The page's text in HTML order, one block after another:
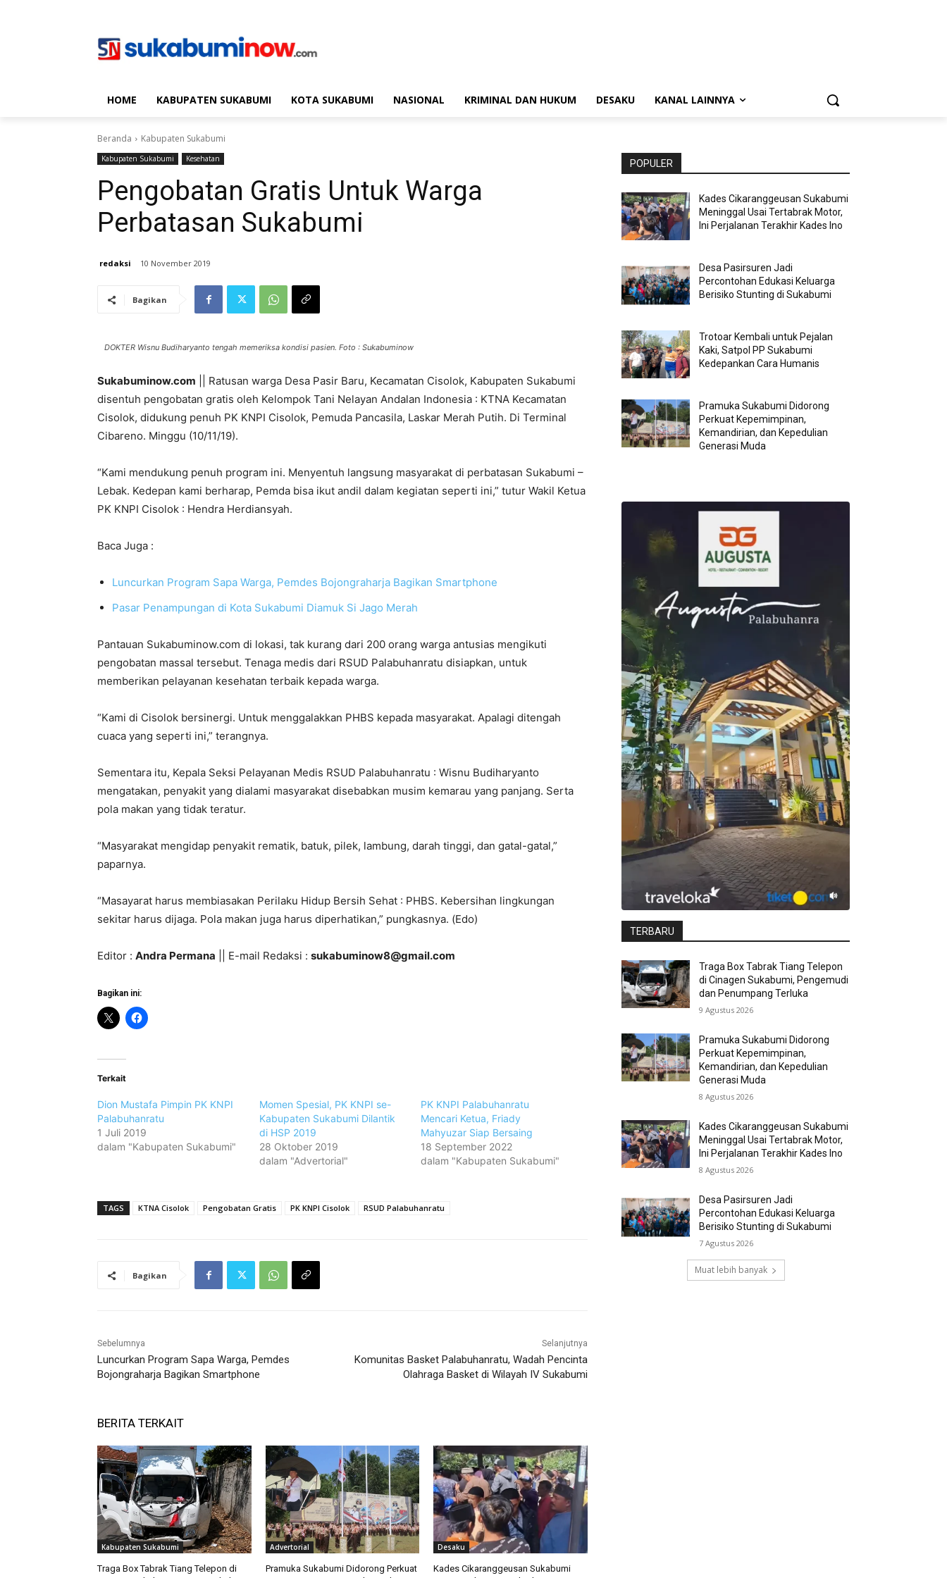
HOME KABUPATEN SUKABUMI KOTA SUKABUMI NASIONAL KRIMINAL DAN HUKUM DESAKU KANAL LAINNYA
Beranda Kabupaten Sukabumi
Kabupaten Sukabumi Kesehatan
Pengobatan Gratis Untuk Warga
Perbatasan Sukabumi
redaksi 10 November 2019
Bagikan
DOKTER Wisnu Budiharyanto tengah memeriksa kondisi pasien. Foto : Sukabuminow
Sukabuminow.com || Ratusan warga Desa Pasir Baru, Kecamatan Cisolok, Kabupaten Sukabumi
disentuh pengobatan gratis oleh Kelompok Tani Nelayan Andalan Indonesia : KTNA Kecamatan
Cisolok, didukung penuh PK KNPI Cisolok, Pemuda Pancasila, Laskar Merah Putih. Di Terminal
Cibareno. Minggu (10/11/19).
“Kami mendukung penuh program ini. Menyentuh langsung masyarakat di perbatasan Sukabumi –
Lebak. Kedepan kami berharap, Pemda bisa ikut andil dalam kegiatan seperti ini,” tutur Wakil Ketua
PK KNPI Cisolok : Hendra Herdiansyah.
Baca Juga :
Luncurkan Program Sapa Warga, Pemdes Bojongraharja Bagikan Smartphone
Pasar Penampungan di Kota Sukabumi Diamuk Si Jago Merah
Pantauan Sukabuminow.com di lokasi, tak kurang dari 200 orang warga antusias mengikuti
pengobatan massal tersebut. Tenaga medis dari RSUD Palabuhanratu disiapkan, untuk
memberikan pelayanan kesehatan terbaik kepada warga.
“Kami di Cisolok bersinergi. Untuk menggalakkan PHBS kepada masyarakat. Apalagi ditengah
cuaca yang seperti ini,” terangnya.
Sementara itu, Kepala Seksi Pelayanan Medis RSUD Palabuhanratu : Wisnu Budiharyanto
mengatakan, penyakit yang dialami masyarakat disebabkan musim kemarau yang panjang. Serta
pola makan yang tidak teratur.
“Masyarakat mengidap penyakit rematik, batuk, pilek, lambung, darah tinggi, dan gatal-gatal,”
paparnya.
“Masayarat harus membiasakan Perilaku Hidup Bersih Sehat : PHBS. Kebersihan lingkungan
sekitar harus dijaga. Pola makan juga harus diperhatikan,” pungkasnya. (Edo)
Editor : Andra Permana || E-mail Redaksi : sukabuminow8@gmail.com
Bagikan ini:
Terkait
Dion Mustafa Pimpin PK KNPI
Palabuhanratu
1 Juli 2019
dalam "Kabupaten Sukabumi"
Momen Spesial, PK KNPI se-
Kabupaten Sukabumi Dilantik
di HSP 2019
28 Oktober 2019
dalam "Advertorial"
PK KNPI Palabuhanratu
Mencari Ketua, Friady
Mahyuzar Siap Bersaing
18 September 2022
dalam "Kabupaten Sukabumi"
TAGS KTNA Cisolok Pengobatan Gratis PK KNPI Cisolok RSUD Palabuhanratu
Bagikan
Sebelumnya
Luncurkan Program Sapa Warga, Pemdes
Bojongraharja Bagikan Smartphone
Selanjutnya
Komunitas Basket Palabuhanratu, Wadah Pencinta
Olahraga Basket di Wilayah IV Sukabumi
BERITA TERKAIT
Kabupaten Sukabumi
Traga Box Tabrak Tiang Telepon di
Advertorial
Pramuka Sukabumi Didorong Perkuat
Desaku
Kades Cikaranggeusan Sukabumi
POPULER
Kades Cikaranggeusan Sukabumi
Meninggal Usai Tertabrak Motor,
Ini Perjalanan Terakhir Kades Ino
Desa Pasirsuren Jadi
Percontohan Edukasi Keluarga
Berisiko Stunting di Sukabumi
Trotoar Kembali untuk Pejalan
Kaki, Satpol PP Sukabumi
Kedepankan Cara Humanis
Pramuka Sukabumi Didorong
Perkuat Kepemimpinan,
Kemandirian, dan Kepedulian
Generasi Muda
TERBARU
Traga Box Tabrak Tiang Telepon
di Cinagen Sukabumi, Pengemudi
dan Penumpang Terluka
9 Agustus 2026
Pramuka Sukabumi Didorong
Perkuat Kepemimpinan,
Kemandirian, dan Kepedulian
Generasi Muda
8 Agustus 2026
Kades Cikaranggeusan Sukabumi
Meninggal Usai Tertabrak Motor,
Ini Perjalanan Terakhir Kades Ino
8 Agustus 2026
Desa Pasirsuren Jadi
Percontohan Edukasi Keluarga
Berisiko Stunting di Sukabumi
7 Agustus 2026
Muat lebih banyak